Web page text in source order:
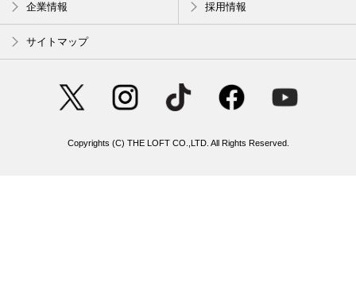
企業情報 採用情報
サイトマップ
Copyrights (C) THE LOFT CO.,LTD. All Rights Reserved.